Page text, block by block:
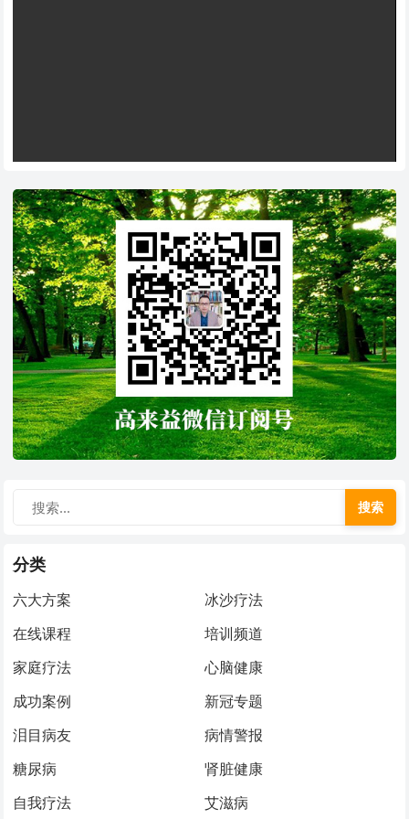
搜索
分类
六大方案
冰沙疗法
在线课程
培训频道
家庭疗法
心脑健康
成功案例
新冠专题
泪目病友
病情警报
糖尿病
肾脏健康
自我疗法
艾滋病